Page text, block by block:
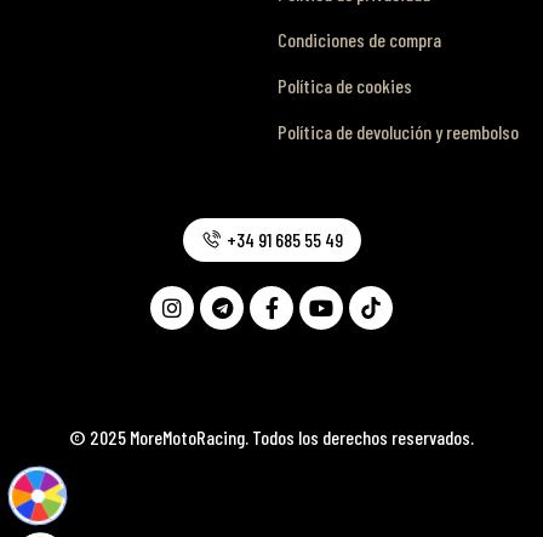
Condiciones de compra
Política de cookies
Política de devolución y reembolso
© 2025 MoreMotoRacing. Todos los derechos reservados.
+34 91 685 55 49